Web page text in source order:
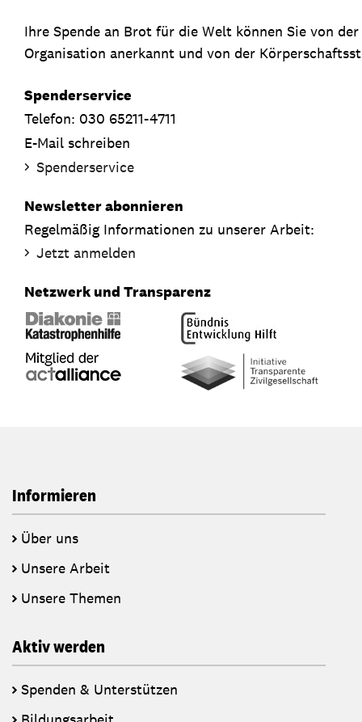
Ihre Spende an Brot für die Welt können Sie von
Organisation anerkannt und von der
Spenderservice
Telefon: 030 65211-4711
E-Mail schreiben
Spenderservice
Newsletter abonnieren
Regelmäßig Informationen zu unserer Arbeit:
Jetzt anmelden
Netzwerk und Transparenz
Informieren
Über uns
Unsere Arbeit
Unsere Themen
Aktiv werden
Spenden & Unterstützen